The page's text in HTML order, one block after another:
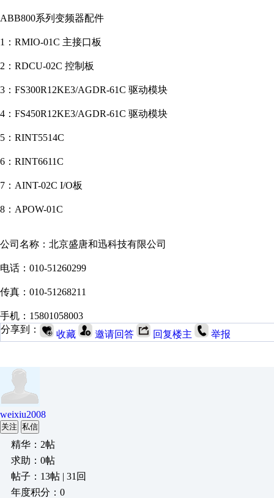
ABB800系列变频器配件
1：RMIO-01C 主接口板
2：RDCU-02C 控制板
3：FS300R12KE3/AGDR-61C 驱动模块
4：FS450R12KE3/AGDR-61C 驱动模块
5：RINT5514C
6：RINT6611C
7：AINT-02C I/O板
8：APOW-01C
公司名称：北京盛唐和迅科技有限公司
电话：010-51260299
传真：010-51268211
手机：15801058003
分享到：
收藏 邀请回答 回复楼主 举报
weixiu2008
关注 私信
精华：2帖
求助：0帖
帖子：13帖 | 31回
年度积分：0